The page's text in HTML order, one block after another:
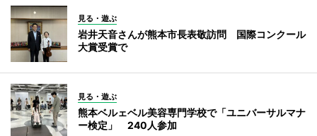
見る・遊ぶ
岩井天音さんが熊本市長表敬訪問 国際コンクール
大賞受賞で
見る・遊ぶ
熊本ベルェベル美容専門学校で「ユニバーサルマナ
ー検定」 240人参加